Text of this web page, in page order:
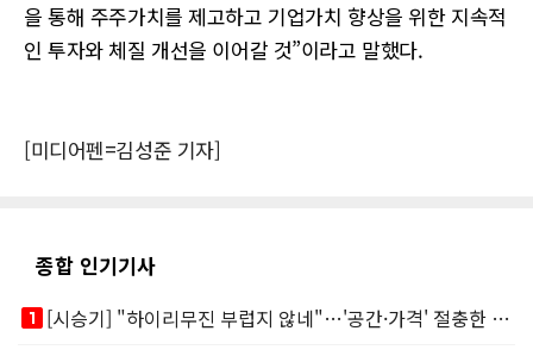
을 통해 주주가치를 제고하고 기업가치 향상을 위한 지속적
인 투자와 체질 개선을 이어갈 것”이라고 말했다.
[미디어펜=김성준 기자]
종합 인기기사
looks_one
[시승기] "하이리무진 부럽지 않네"…'공간·가격' 절충한 카니발 하이루프